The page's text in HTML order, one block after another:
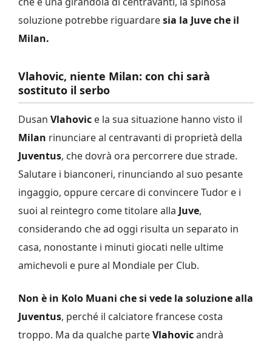
soluzione potrebbe riguardaresia la Juve che il
Milan.
Vlahovic, niente Milan: con chi sarà
sostituto il serbo
Dusan Vlahovic e la sua situazione hanno visto il
Milan rinunciare al centravanti di proprietà della
Juventus, che dovrà ora percorrere due strade.
Salutare i bianconeri, rinunciando al suo pesante
ingaggio, oppure cercare di convincere Tudor e i
suoi al reintegro come titolare alla Juve,
considerando che ad oggi risulta un separato in
casa, nonostante i minuti giocati nelle ultime
amichevoli e pure al Mondiale per Club.
Non è in Kolo Muani che si vede la soluzione alla
Juventus, perché il calciatore francese costa
troppo. Ma da qualche parteVlahovicandrà